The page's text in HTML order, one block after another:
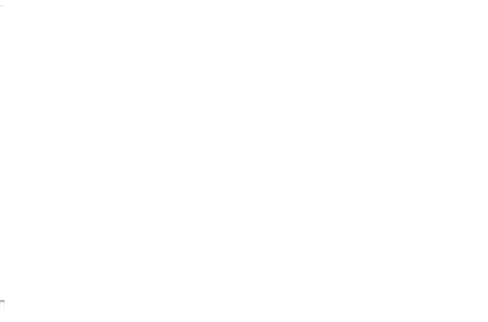
de la